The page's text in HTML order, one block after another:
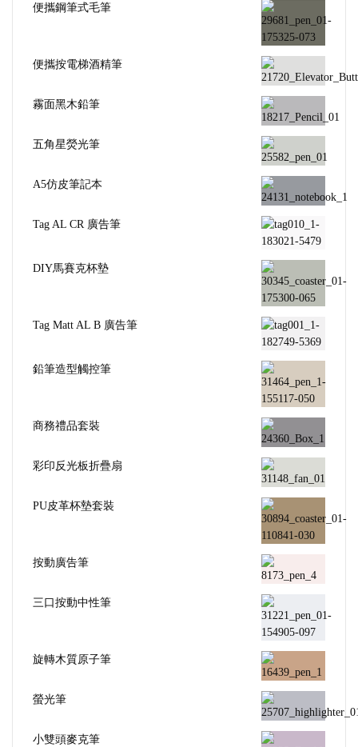
便攜鋼筆式毛筆
便攜按電梯酒精筆
霧面黑木鉛筆
五角星熒光筆
A5仿皮筆記本
Tag AL CR 廣告筆
DIY馬賽克杯墊
Tag Matt AL B 廣告筆
鉛筆造型觸控筆
商務禮品套裝
彩印反光板折疊扇
PU皮革杯墊套裝
按動廣告筆
三口按動中性筆
旋轉木質原子筆
螢光筆
小雙頭麥克筆